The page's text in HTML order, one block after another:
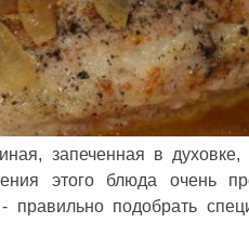
запеченная в
этого блюда очень
правильно подобрать